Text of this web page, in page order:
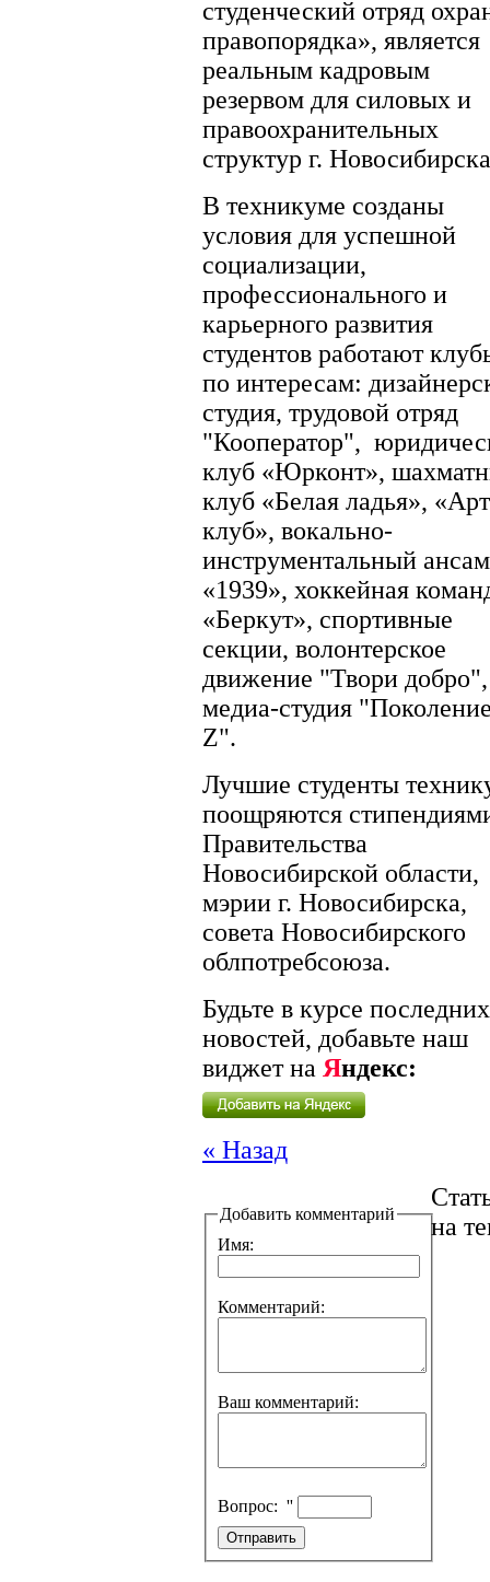
студенческий отряд
правопорядка», является
реальным кадровым
резервом для силовых и
правоохранительных
структур г.
В техникуме созданы
условия для успешной
социализации,
профессионального и
карьерного развития
студентов работают
по интересам:
студия, трудовой отряд
"Кооператор",
клуб «Юрконт»,
клуб «Белая ладья»,
клуб», вокально-
инструментальный
«1939», хоккейная
«Беркут», спортивные
секции, волонтерское
движение "Твори добро",
медиа-студия
Z".
Лучшие студенты
поощряются
Правительства
Новосибирской области,
мэрии г. Новосибирска,
совета Новосибирского
облпотребсоюза.
Будьте в курсе последних
новостей, добавьте наш
виджет на Яндекс:
« Назад
Добавить комментарий
Имя:
Комментарий:
Ваш комментарий:
Вопрос: ''
на